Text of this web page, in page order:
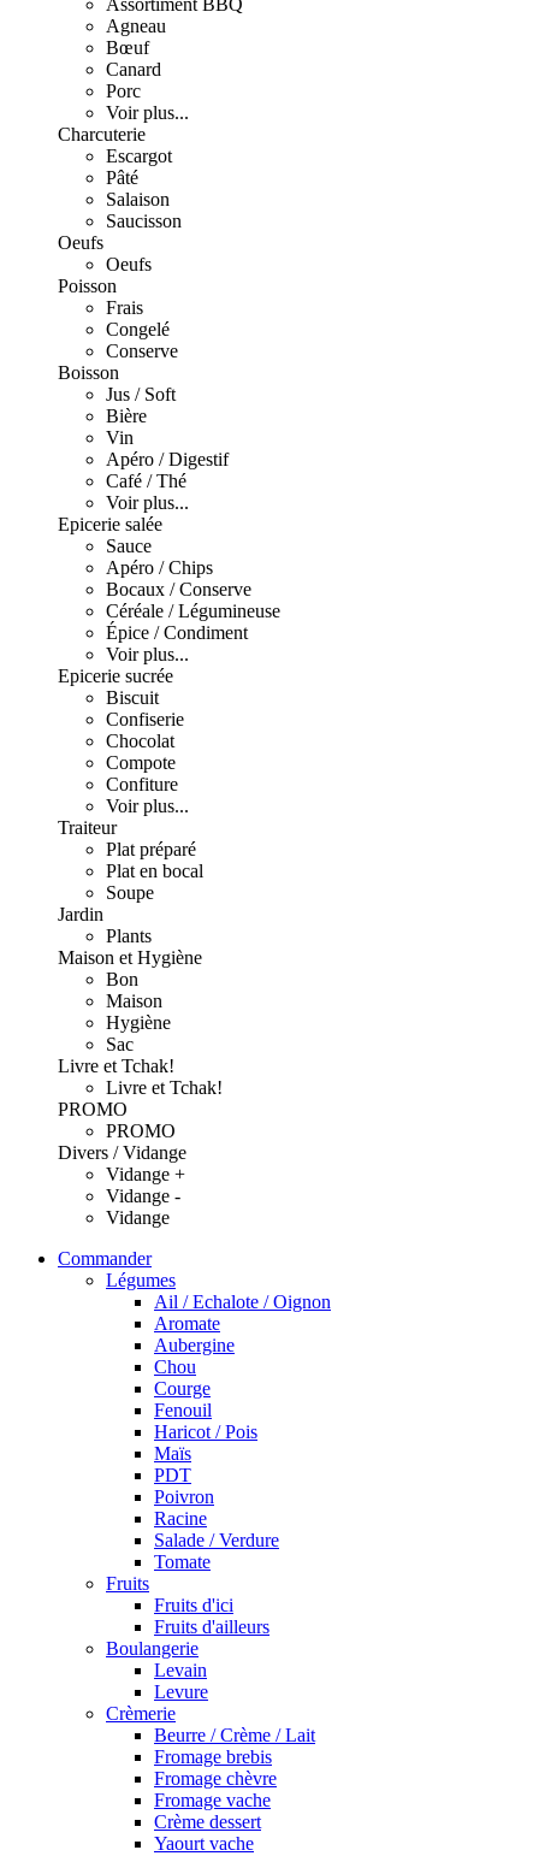
Assortiment BBQ
Agneau
Bœuf
Canard
Porc
Voir plus...
Charcuterie
Escargot
Pâté
Salaison
Saucisson
Oeufs
Oeufs
Poisson
Frais
Congelé
Conserve
Boisson
Jus / Soft
Bière
Vin
Apéro / Digestif
Café / Thé
Voir plus...
Epicerie salée
Sauce
Apéro / Chips
Bocaux / Conserve
Céréale / Légumineuse
Épice / Condiment
Voir plus...
Epicerie sucrée
Biscuit
Confiserie
Chocolat
Compote
Confiture
Voir plus...
Traiteur
Plat préparé
Plat en bocal
Soupe
Jardin
Plants
Maison et Hygiène
Bon
Maison
Hygiène
Sac
Livre et Tchak!
Livre et Tchak!
PROMO
PROMO
Divers / Vidange
Vidange +
Vidange -
Vidange
Commander
Légumes
Ail / Echalote / Oignon
Aromate
Aubergine
Chou
Courge
Fenouil
Haricot / Pois
Maïs
PDT
Poivron
Racine
Salade / Verdure
Tomate
Fruits
Fruits d'ici
Fruits d'ailleurs
Boulangerie
Levain
Levure
Crèmerie
Beurre / Crème / Lait
Fromage brebis
Fromage chèvre
Fromage vache
Crème dessert
Yaourt vache